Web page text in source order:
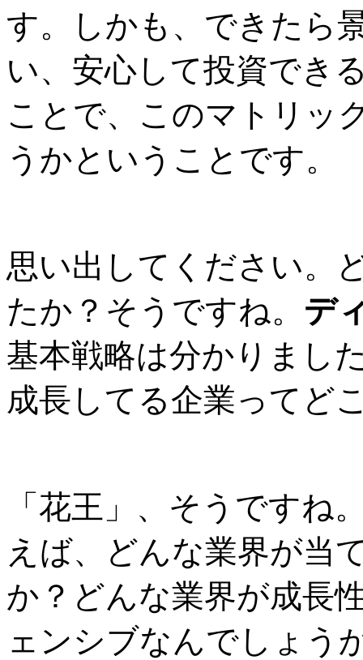
す。しかも、できたら
い、安心して投資でき
ことで、このマトリッ
うかということです。
思い出してください。
たか？そうですね。 デ
基本戦略は分かりまし
成長してる企業ってど
「花王」、そうですね
えば、どんな業界が当
か？どんな業界が成長
ェンシブなんでしょう